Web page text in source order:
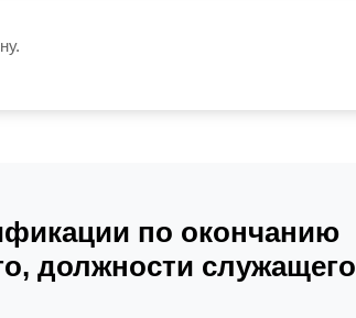
по окончанию
должности служащего